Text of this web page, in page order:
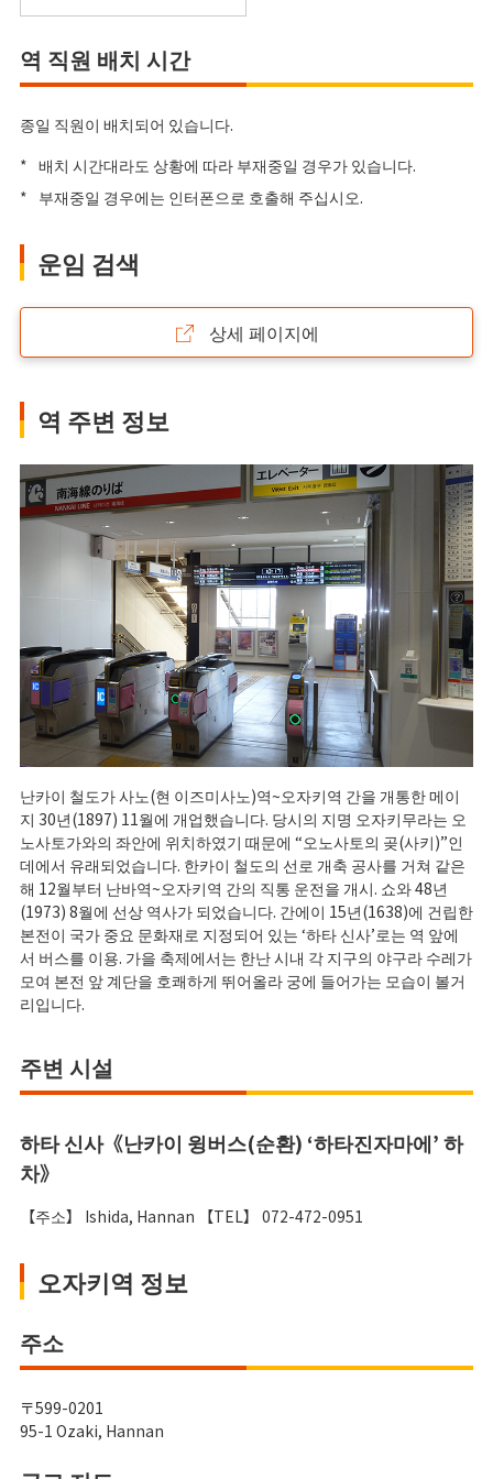
역 직원 배치 시간
종일 직원이 배치되어 있습니다.
* 배치 시간대라도 상황에 따라 부재중일 경우가 있습니다.
* 부재중일 경우에는 인터폰으로 호출해 주십시오.
운임 검색
상세 페이지에
역 주변 정보
난카이 철도가 사노(현 이즈미사노)역~오자키역 간을 개통한 메이
지 30년(1897) 11월에 개업했습니다. 당시의 지명 오자키무라는 오
노사토가와의 좌안에 위치하였기 때문에 “오노사토의 곶(사키)”인
데에서 유래되었습니다. 한카이 철도의 선로 개축 공사를 거쳐 같은
해 12월부터 난바역~오자키역 간의 직통 운전을 개시. 쇼와 48년
(1973) 8월에 선상 역사가 되었습니다. 간에이 15년(1638)에 건립한
본전이 국가 중요 문화재로 지정되어 있는 ‘하타 신사’로는 역 앞에
서 버스를 이용. 가을 축제에서는 한난 시내 각 지구의 야구라 수레가
모여 본전 앞 계단을 호쾌하게 뛰어올라 궁에 들어가는 모습이 볼거
리입니다.
주변 시설
하타 신사《난카이 윙버스(순환) ‘하타진자마에’ 하
차》
【주소】 Ishida, Hannan 【TEL】 072-472-0951
오자키역 정보
주소
〒599-0201
95-1 Ozaki, Hannan